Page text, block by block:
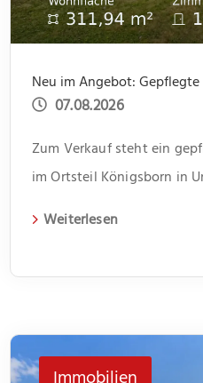
07.08.2026
Zum Verkauf steht ein
im Ortsteil Königsborn in
[…]
Weiterlesen